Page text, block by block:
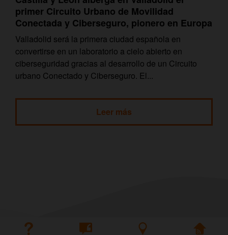
primer Circuito Urbano de Movilidad
Conectada y Ciberseguro, pionero en Europa
Valladolid será la primera ciudad española en
convertirse en un laboratorio a cielo abierto en
ciberseguridad gracias al desarrollo de un Circuito
urbano Conectado y Ciberseguro. El...
Leer más